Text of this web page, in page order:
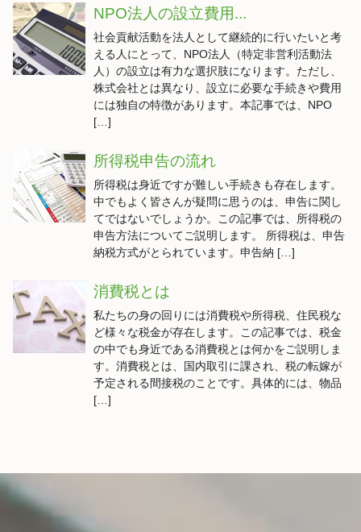
NPO法人の設立費用...
社会貢献活動を法人として継続的に行いたいと考
える人にとって、NPO法人（特定非営利活動法
人）の設立は有力な選択肢になります。ただし、
株式会社とは異なり、設立に必要な手続きや費用
には独自の特徴があります。本記事では、NPO
[…]
所得税申告の流れ
所得税は身近ですが難しい手続きも存在します。
中でもよく皆さんが疑問に思うのは、申告に関し
てではないでしょうか。この記事では、所得税の
申告方法についてご説明します。 所得税は、申告
納税方式がとられています。申告納 […]
消費税とは
私たちの身の回りには消費税や所得税、住民税な
ど様々な税金が存在します。この記事では、税金
の中でも身近である消費税とは何かをご説明しま
す。消費税とは、国内取引に課され、税の転嫁が
予定される間接税のことです。具体的には、物品
[…]